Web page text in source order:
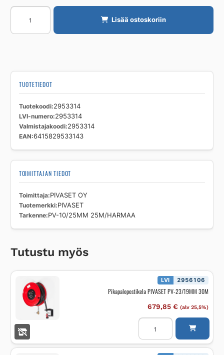
Pikapalopostikaappi
pintamalli
PIVASET
määrä
Lisää ostoskoriin
TUOTETIEDOT
Tuotekoodi 2953314
LVI-numero 2953314
Valmistajakoodi 2953314
EAN 6415829533143
TOIMITTAJAN TIEDOT
Toimittaja PIVASET OY
Tuotemerkki PIVASET
Tarkenne PV-10/25MM 25M/HARMAA
Tutustu myös
LVI 2956106
Pikapalopostikela PIVASET PV-23/19MM 30M
679,85 € (alv 25,5%)
Pikapalopostikela
PIVASET
23/19MM
30M